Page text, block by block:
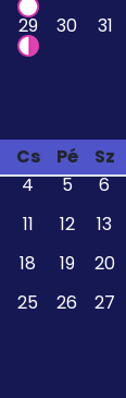
29 30 31
Cs Pé Sz
4 5 6
11 12 13
18 19 20
25 26 27